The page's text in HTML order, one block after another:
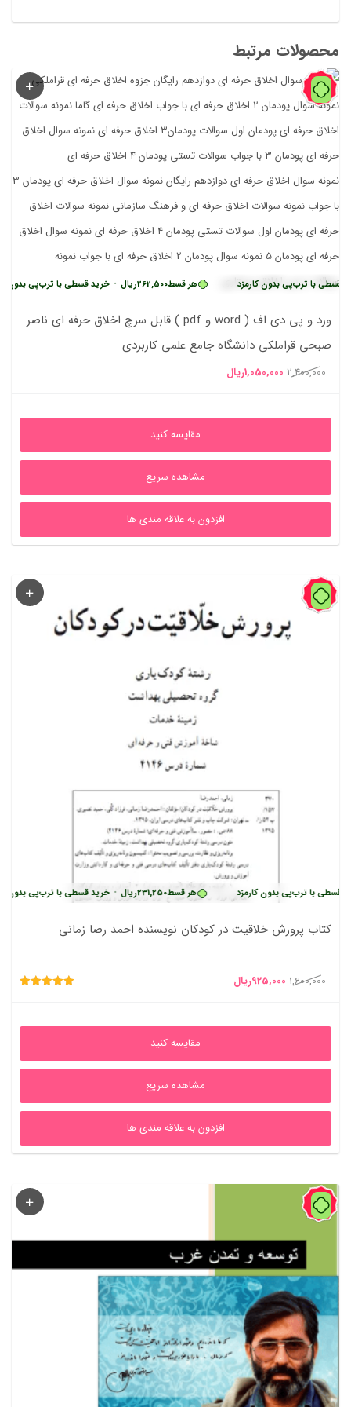
محصولات مرتبط
56%
هر قسط262,500ریال • خرید قسطی با ترب‌پی بدون با ترب‌پی بدون کارمزد
ورد و پی دی اف ( word و pdf ) قابل سرچ اخلاق حرفه ای ناصر
صبحی قراملکی دانشگاه جامع علمی کاربردی
2,400,000 قیمت
2,400,000ریال
1,050,000ریال
1,050,000ریال
مقایسه کنید
مشاهده سریع
افزدون به علاقه مندی ها
42%
هر قسط231,250ریال • خرید قسطی با ترب‌پی بدون با ترب‌پی بدون کارمزد
کتاب پرورش خلاقیت در کودکان نویسنده احمد رضا زمانی
1,600,000 قیمت
1,600,000ریال
925,000ریال
925,000ریال
مقایسه کنید
مشاهده سریع
افزدون به علاقه مندی ها
60%